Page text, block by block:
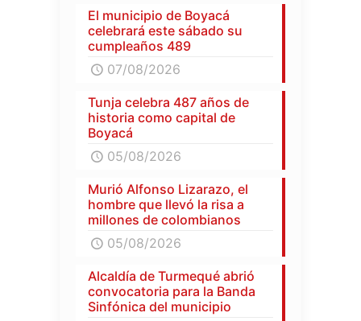
El municipio de Boyacá
celebrará este sábado su
cumpleaños 489
07/08/2026
Tunja celebra 487 años de
historia como capital de
Boyacá
05/08/2026
Murió Alfonso Lizarazo, el
hombre que llevó la risa a
millones de colombianos
05/08/2026
Alcaldía de Turmequé abrió
convocatoria para la Banda
Sinfónica del municipio